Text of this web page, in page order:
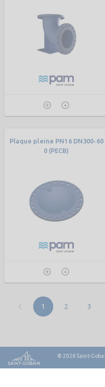
Plaque pleine PN16 DN300-60
0 (PECB)
1 2 3
© 2026 Saint-